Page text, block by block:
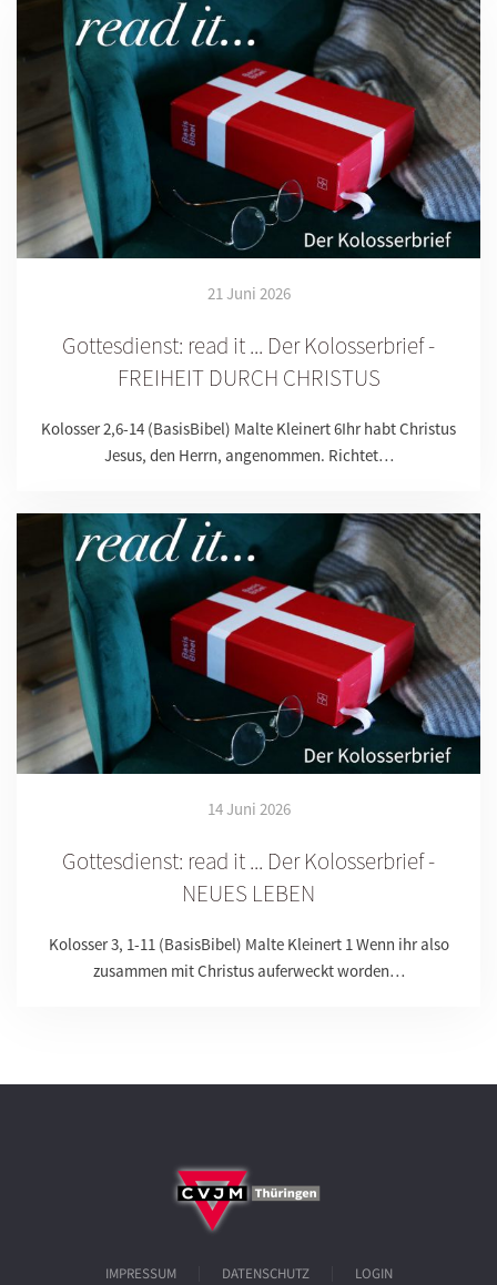
21 Juni 2026
Gottesdienst: read it ... Der Kolosserbrief -
FREIHEIT DURCH CHRISTUS
Kolosser 2,6-14 (BasisBibel) Malte Kleinert 6Ihr habt Christus
Jesus, den Herrn, angenommen. Richtet…
14 Juni 2026
Gottesdienst: read it ... Der Kolosserbrief -
NEUES LEBEN
Kolosser 3, 1-11 (BasisBibel) Malte Kleinert 1 Wenn ihr also
zusammen mit Christus auferweckt worden…
IMPRESSUM DATENSCHUTZ LOGIN